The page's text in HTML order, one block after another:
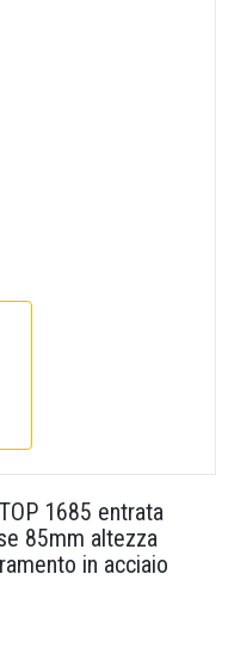
1685 entrata
85mm altezza
in acciaio